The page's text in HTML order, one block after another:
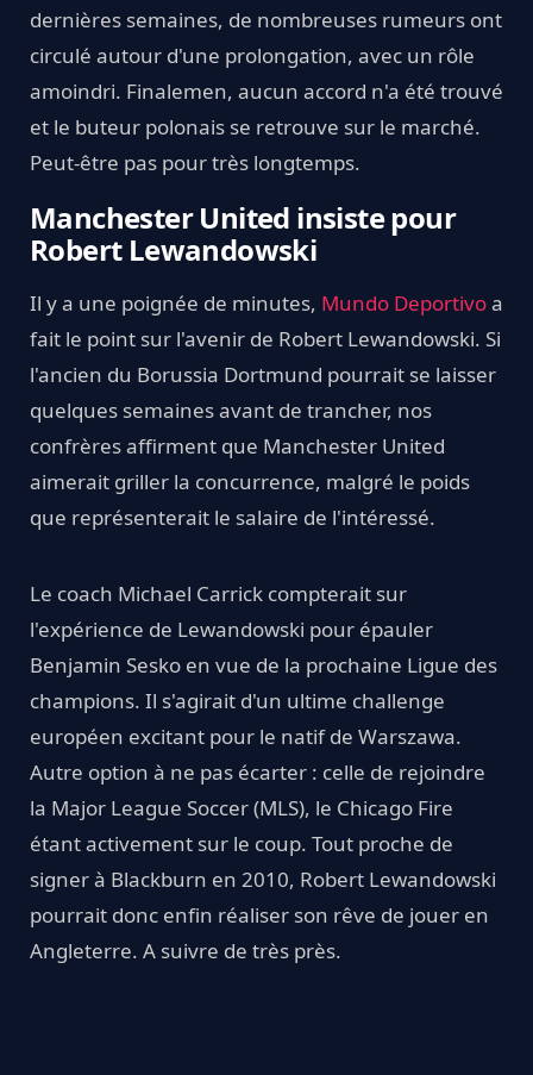
dernières semaines, de nombreuses rumeurs ont
circulé autour d'une prolongation, avec un rôle
amoindri. Finalemen, aucun accord n'a été trouvé
et le buteur polonais se retrouve sur le marché.
Peut-être pas pour très longtemps.
Manchester United insiste pour
Robert Lewandowski
Il y a une poignée de minutes, Mundo Deportivoa
fait le point sur l'avenir de Robert Lewandowski. Si
l'ancien du Borussia Dortmund pourrait se laisser
quelques semaines avant de trancher, nos
confrères affirment que Manchester United
aimerait griller la concurrence, malgré le poids
que représenterait le salaire de l'intéressé.
Le coach Michael Carrick compterait sur
l'expérience de Lewandowski pour épauler
Benjamin Sesko en vue de la prochaine Ligue des
champions. Il s'agirait d'un ultime challenge
européen excitant pour le natif de Warszawa.
Autre option à ne pas écarter : celle de rejoindre
la Major League Soccer (MLS), le Chicago Fire
étant activement sur le coup. Tout proche de
signer à Blackburn en 2010, Robert Lewandowski
pourrait donc enfin réaliser son rêve de jouer en
Angleterre. A suivre de très près.